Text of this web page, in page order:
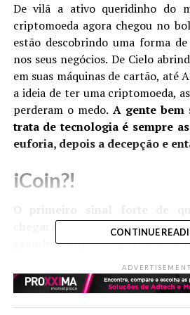
De vilã a ativo queridinho do
criptomoeda agora chegou no
estão descobrindo uma forma
nos seus negócios. De Cielo
em suas máquinas de cartão, até
a ideia de ter uma criptomoeda,
perderam o medo. A gente bem
trata de tecnologia é sempre
euforia, depois a decepção e
iCoin?!
chegaram num ponto de
grandes empresas passaram a
Morgan, nos Estados Unidos,
bancos a entrar na onda. Então
aLibra, uma moeda digital
CONTINUE
ADVERTISEMENT